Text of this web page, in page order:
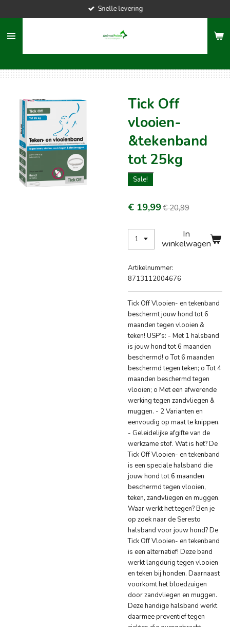
naar
hoofdinhoud
Snelle levering
Tick Off
vlooien-
&tekenband
tot 25kg
Sale!
€ 19,99€ 20,99
In
winkelwagen
Artikelnummer:
8713112004676
Tick Off Vlooien- en tekenband
beschermt jouw hond tot 6
maanden tegen vlooien &
teken! USP’s: - Met 1 halsband
is jouw hond tot 6 maanden
beschermd! o Tot 6 maanden
beschermd tegen teken; o Tot 4
maanden beschermd tegen
vlooien; o Met een afwerende
werking tegen zandvliegen &
muggen. - 2 Varianten en
eenvoudig op maat te knippen.
- Geleidelijke afgifte van de
werkzame stof. Wat is het? De
Tick Off Vlooien- en tekenband
is een speciale halsband die
jouw hond tot 6 maanden
beschermd tegen vlooien,
teken, zandvliegen en muggen.
Waar werkt het tegen? Ben je
op zoek naar de Seresto
halsband voor jouw hond? De
Tick Off Vlooien- en tekenband
is een alternatief! Deze band
werkt langdurig tegen vlooien
en teken bij honden. Daarnaast
voorkomt het bloedzuigen
door zandvliegen en muggen.
Deze handige halsband werkt
daarmee preventief tegen